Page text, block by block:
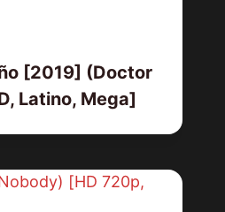
[2019] (Doctor
Latino, Mega]